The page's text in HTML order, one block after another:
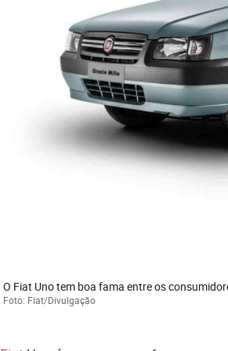
O Fiat Uno tem boa fama entre os
Foto: Fiat/Divulgação